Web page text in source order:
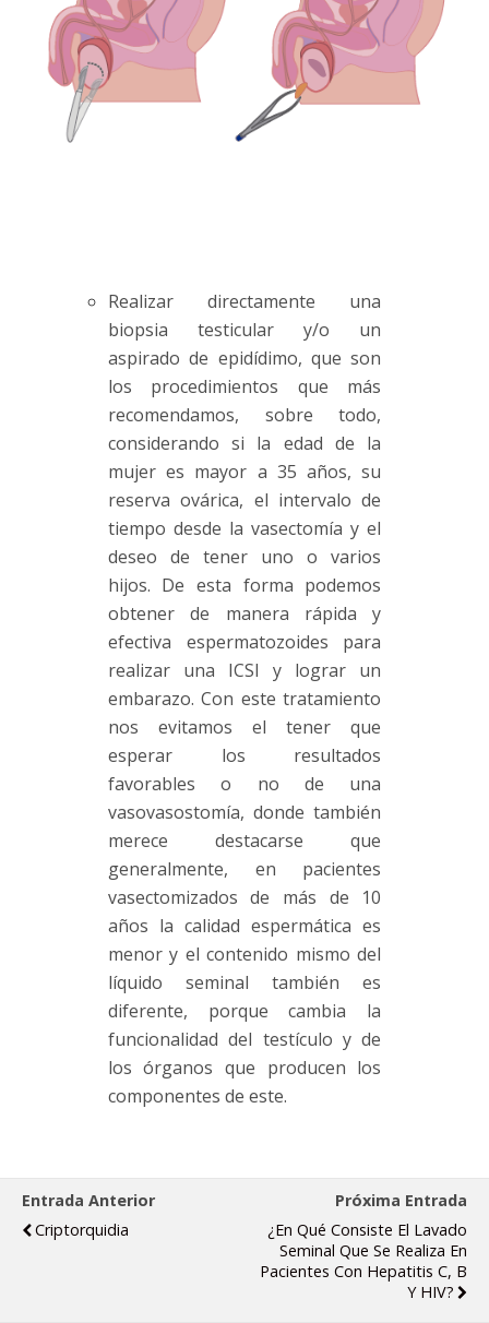
Realizar directamente una
biopsia testicular y/o un
aspirado de epidídimo, que son
los procedimientos que más
recomendamos, sobre todo,
considerando si la edad de la
mujer es mayor a 35 años, su
reserva ovárica, el intervalo de
tiempo desde la vasectomía y el
deseo de tener uno o varios
hijos. De esta forma podemos
obtener de manera rápida y
efectiva espermatozoides para
realizar una ICSI y lograr un
embarazo. Con este tratamiento
nos evitamos el tener que
esperar los resultados
favorables o no de una
vasovasostomía, donde también
merece destacarse que
generalmente, en pacientes
vasectomizados de más de 10
años la calidad espermática es
menor y el contenido mismo del
líquido seminal también es
diferente, porque cambia la
funcionalidad del testículo y de
los órganos que producen los
componentes de este.
Entrada Anterior
Criptorquidia
Próxima Entrada
¿En Qué Consiste El Lavado
Seminal Que Se Realiza En
Pacientes Con Hepatitis C, B
Y HIV?